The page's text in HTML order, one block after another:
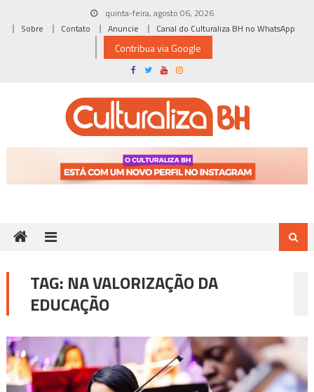
quinta-feira, agosto 06, 2026
Sobre
Contato Anuncie Canal do Culturaliza BH no WhatsApp
Contribua via Google
TAG: NA VALORIZAÇÃO DA
EDUCAÇÃO